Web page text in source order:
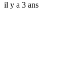
il y a 3 ans